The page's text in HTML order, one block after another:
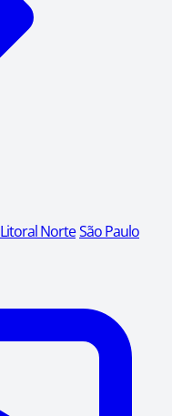
Litoral NorteSão Paulo